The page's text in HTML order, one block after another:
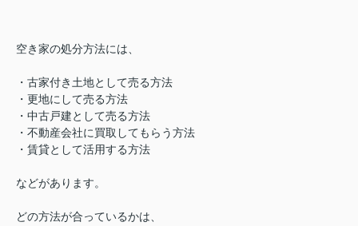
空き家の処分方法には、
・古家付き土地として売る方法
・更地にして売る方法
・中古戸建として売る方法
・不動産会社に買取してもらう方法
・賃貸として活用する方法
などがあります。
どの方法が合っているかは、